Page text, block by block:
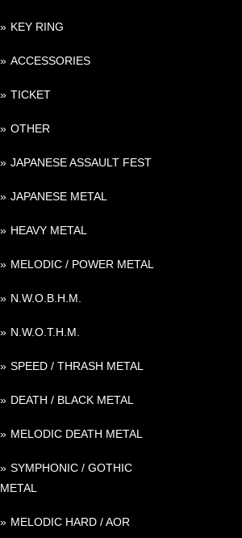
KEY RING
ACCESSORIES
TICKET
OTHER
JAPANESE ASSAULT FEST
JAPANESE METAL
HEAVY METAL
MELODIC / POWER METAL
N.W.O.B.H.M.
N.W.O.T.H.M.
SPEED / THRASH METAL
DEATH / BLACK METAL
MELODIC DEATH METAL
SYMPHONIC / GOTHIC
METAL
MELODIC HARD / AOR